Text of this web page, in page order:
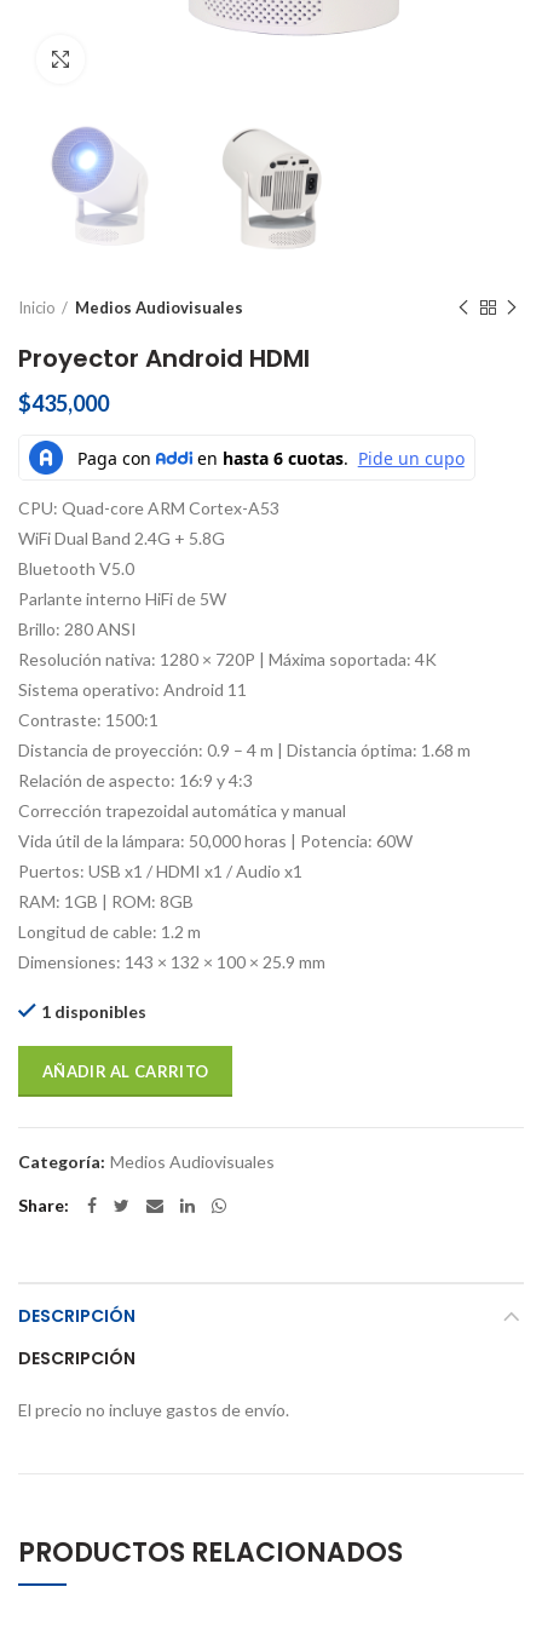
Inicio Medios Audiovisuales
Proyector Android HDMI
$435,000
CPU: Quad-core ARM Cortex-A53
WiFi Dual Band 2.4G + 5.8G
Bluetooth V5.0
Parlante interno HiFi de 5W
Brillo: 280 ANSI
Resolución nativa: 1280 × 720P | Máxima soportada: 4K
Sistema operativo: Android 11
Contraste: 1500:1
Distancia de proyección: 0.9 – 4 m | Distancia óptima: 1.68 m
Relación de aspecto: 16:9 y 4:3
Corrección trapezoidal automática y manual
Vida útil de la lámpara: 50,000 horas | Potencia: 60W
Puertos: USB x1 / HDMI x1 / Audio x1
RAM: 1GB | ROM: 8GB
Longitud de cable: 1.2 m
Dimensiones: 143 × 132 × 100 × 25.9 mm
1 disponibles
AÑADIR AL CARRITO
Categoría: Medios Audiovisuales
Share
DESCRIPCIÓN
DESCRIPCIÓN
El precio no incluye gastos de envío.
PRODUCTOS RELACIONADOS